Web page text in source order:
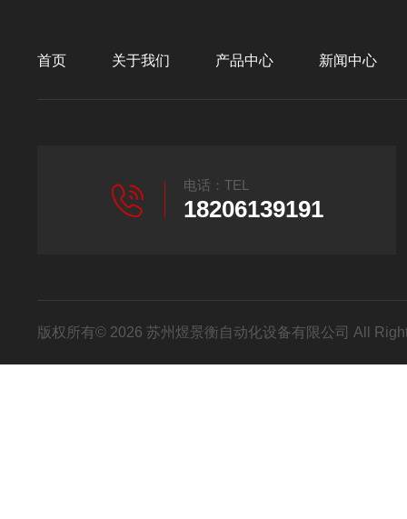
首页 关于我们 产品中心 新闻中心
电话：TEL
18206139191
版权所有© 2026 苏州煜景衡自动化设备有限公司 All